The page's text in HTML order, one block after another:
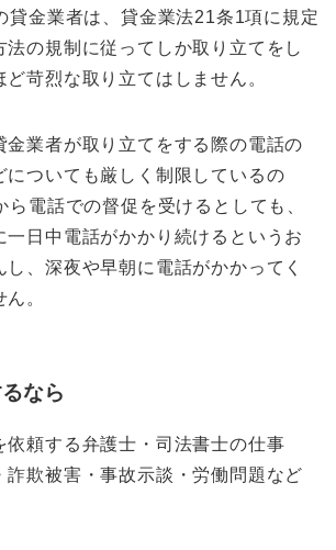
貸金業者は、貸金業法21条1項に規定
法の規制に従ってしか取り立てをし
苛烈な取り立てはしません。
金業者が取り立てをする際の電話の
についても厳しく制限しているの
ら電話での督促を受けるとしても、
一日中電話がかかり続けるというお
、深夜や早朝に電話がかかってく
。
なら
依頼する弁護士・司法書士の仕事
詐欺被害・事故示談・労働問題など